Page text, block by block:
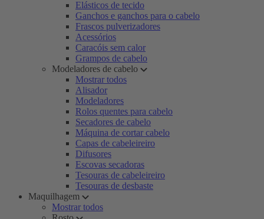
Elásticos de tecido
Ganchos e ganchos para o cabelo
Frascos pulverizadores
Acessórios
Caracóis sem calor
Grampos de cabelo
Modeladores de cabelo
Mostrar todos
Alisador
Modeladores
Rolos quentes para cabelo
Secadores de cabelo
Máquina de cortar cabelo
Capas de cabeleireiro
Difusores
Escovas secadoras
Tesouras de cabeleireiro
Tesouras de desbaste
Maquilhagem
Mostrar todos